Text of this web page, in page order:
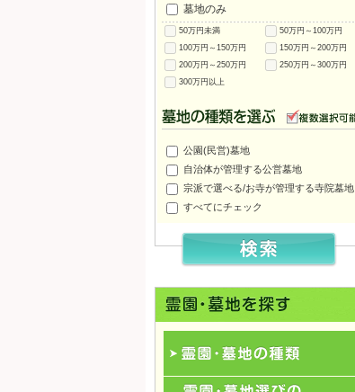
三田市営 須丸霊園
墓地のみ
50万円未満
50万円～100万円
100万円～150万円
150万円～200万円
200万円～250万円
250万円～300万円
300万円以上
公園(民営)墓地
自治体が管理する公営墓地
宗派で選べる/お寺が管理する寺院墓地
すべてにチェック
霊園･墓地の種類